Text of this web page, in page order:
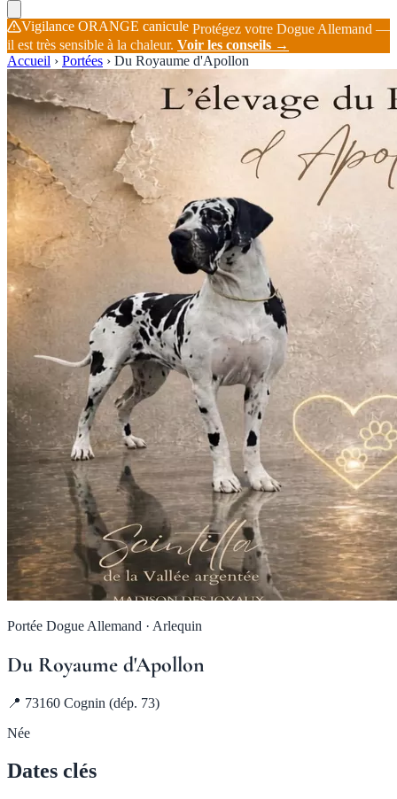
Vigilance ORANGE canicule Protégez votre Dogue Allemand —
il est très sensible à la chaleur. Voir les conseils →
Accueil › Portées › Du Royaume d'Apollon
Portée Dogue Allemand · Arlequin
Du Royaume d'Apollon
📍 73160 Cognin (dép. 73)
Née
Dates clés